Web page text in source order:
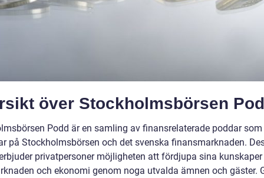
över Stockholmsbörsen
Podd är en samling av finansrelaterade poddar som
på Stockholmsbörsen och det svenska finansmarknaden.
privatpersoner möjligheten att fördjupa sina
och ekonomi genom noga utvalda ämnen och gäster.